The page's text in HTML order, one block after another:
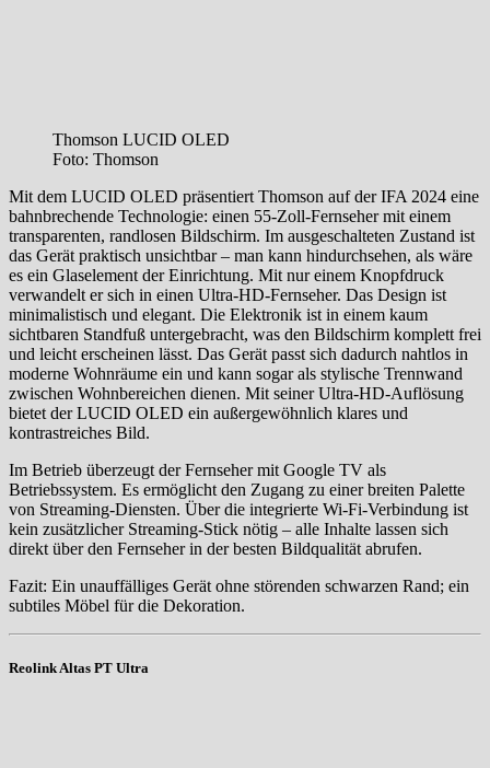
Thomson LUCID OLED
Foto: Thomson
Mit dem LUCID OLED präsentiert Thomson auf der IFA 2024 eine
bahnbrechende Technologie: einen 55-Zoll-Fernseher mit einem
transparenten, randlosen Bildschirm. Im ausgeschalteten Zustand ist
das Gerät praktisch unsichtbar – man kann hindurchsehen, als wäre
es ein Glaselement der Einrichtung. Mit nur einem Knopfdruck
verwandelt er sich in einen Ultra-HD-Fernseher. Das Design ist
minimalistisch und elegant. Die Elektronik ist in einem kaum
sichtbaren Standfuß untergebracht, was den Bildschirm komplett frei
und leicht erscheinen lässt. Das Gerät passt sich dadurch nahtlos in
moderne Wohnräume ein und kann sogar als stylische Trennwand
zwischen Wohnbereichen dienen. Mit seiner Ultra-HD-Auflösung
bietet der LUCID OLED ein außergewöhnlich klares und
kontrastreiches Bild.
Im Betrieb überzeugt der Fernseher mit Google TV als
Betriebssystem. Es ermöglicht den Zugang zu einer breiten Palette
von Streaming-Diensten. Über die integrierte Wi-Fi-Verbindung ist
kein zusätzlicher Streaming-Stick nötig – alle Inhalte lassen sich
direkt über den Fernseher in der besten Bildqualität abrufen.
Fazit: Ein unauffälliges Gerät ohne störenden schwarzen Rand; ein
subtiles Möbel für die Dekoration.
Reolink Altas PT Ultra